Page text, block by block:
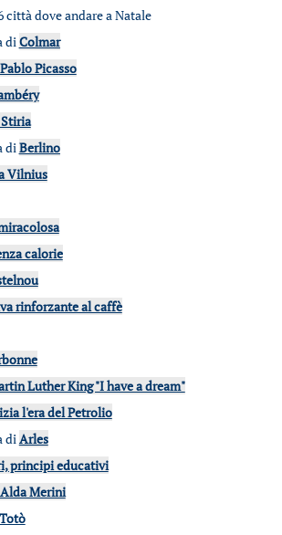
città dove andare a Natale
diColmar
Pablo Picasso
diBerlino
Vilnius
calorie
rinforzante al caffè
Luther King "I have a dream"
l'era del Petrolio
diArles
principi educativi
Alda Merini